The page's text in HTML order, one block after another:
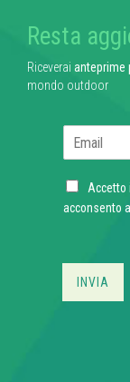
Resta
Riceverai anteprime
mondo outdoor
l
C
h
Accetto
acconsento
INVIA